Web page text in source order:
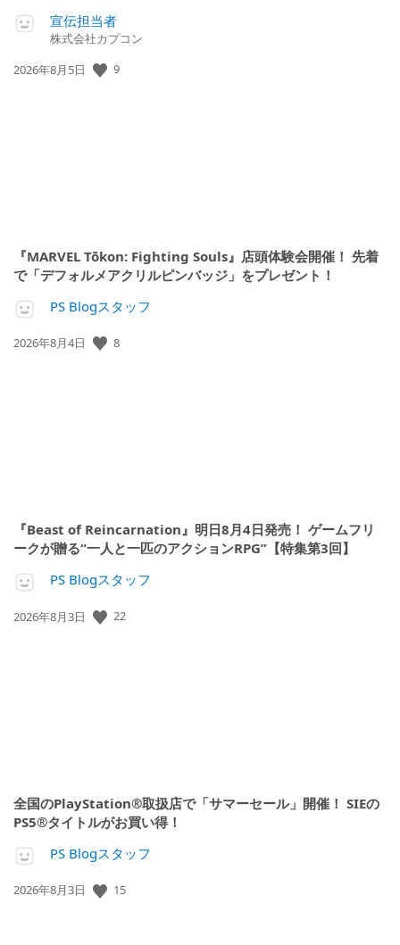
宣伝担当者
株式会社カプコン
公
2026年8月5日 9
『MARVEL Tōkon: Fighting Souls』店頭体験会開催！ 先着
で「デフォルメアクリルピンバッジ」をプレゼント！
PS Blogスタッフ
公
2026年8月4日 8
『Beast of Reincarnation』明日8月4日発売！ ゲームフリ
ークが贈る“一人と一匹のアクションRPG”【特集第3回】
PS Blogスタッフ
公
2026年8月3日 22
全国のPlayStation®取扱店で「サマーセール」開催！ SIEの
PS5®タイトルがお買い得！
PS Blogスタッフ
公
2026年8月3日 15